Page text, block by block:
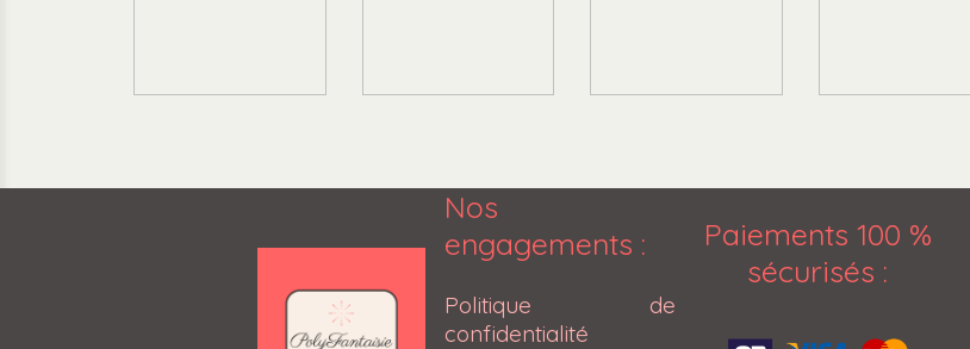
Nos
engagements :
Politique de
confidentialité
Paiements 100 %
sécurisés :